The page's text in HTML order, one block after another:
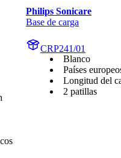
Philips Sonicare
Base de carga
CRP241/01
Blanco
Países
Longitud del
2 patillas